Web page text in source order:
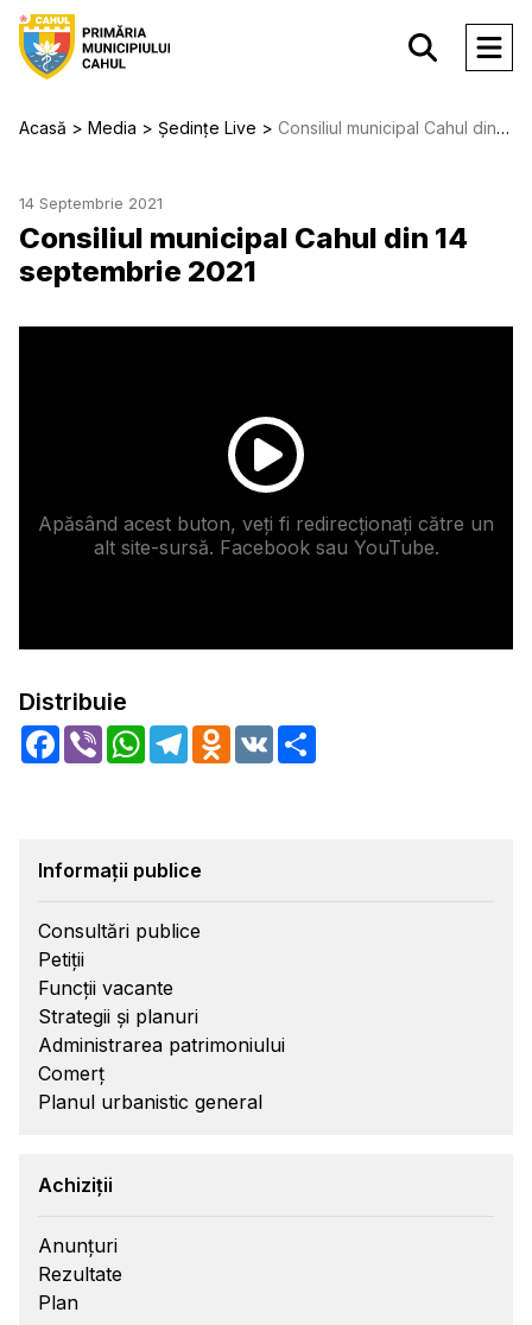
Acasă Media Ședințe Live Consiliul municipal Cahul din 14 septembrie 2021
14 Septembrie 2021
Consiliul municipal Cahul din 14
septembrie 2021
Apăsând acest buton, veți fi redirecționați către un
alt site-sursă. Facebook sau YouTube.
Distribuie
Facebook
Viber WhatsApp
TelegramOdnoklassniki
VK
Informații publice
Consultări publice
Petiții
Funcții vacante
Strategii și planuri
Administrarea patrimoniului
Comerț
Planul urbanistic general
Achiziții
Anunțuri
Rezultate
Plan